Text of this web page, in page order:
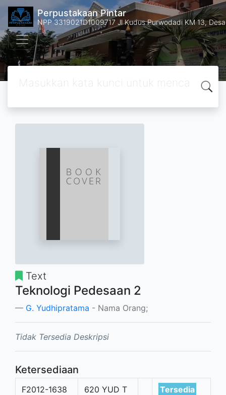
Perpustakaan Pintar
NPP 3319021D1009717 Jl Kudus Purwodadi KM 13,
Text
Teknologi Pedesaan 2
G. Yudhipratama - Nama Orang;
Tidak Tersedia Deskripsi
Ketersediaan
F2012-1638 620 YUD T Tersedia